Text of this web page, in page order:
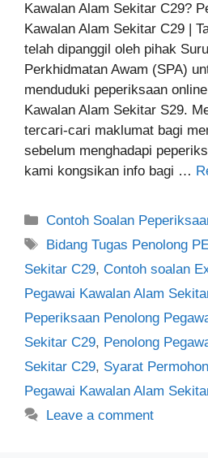
Kawalan Alam Sekitar C29?
Kawalan Alam Sekitar C29 |
telah dipanggil oleh pihak
Perkhidmatan Awam (SPA)
menduduki peperiksaan
Kawalan Alam Sekitar S29.
tercari-cari maklumat bagi
sebelum menghadapi
kami kongsikan info bagi …
Categories
Contoh Soalan
Tags
Bidang Tugas Penolong
Sekitar C29, Contoh soalan
Pegawai Kawalan Alam
Peperiksaan Penolong
Sekitar C29, Penolong
Sekitar C29, Syarat
Pegawai Kawalan Alam
Leave a comment